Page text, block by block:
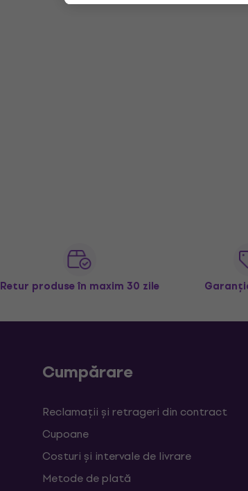
Retur produse în maxim 30 zile
Cumpărare
Reclamații și retrageri din contract
Cupoane
Costuri și intervale de livrare
Metode de plată